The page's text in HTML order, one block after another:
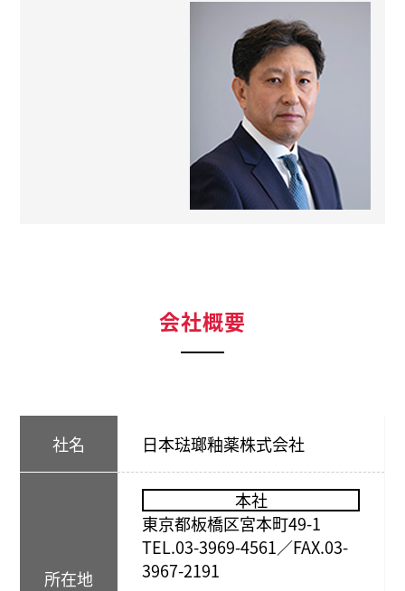
会社概要
社名 日本琺瑯釉薬株式会社
所在地
本社
東京都板橋区宮本町49-1
TEL.03-3969-4561／FAX.03-
3967-2191